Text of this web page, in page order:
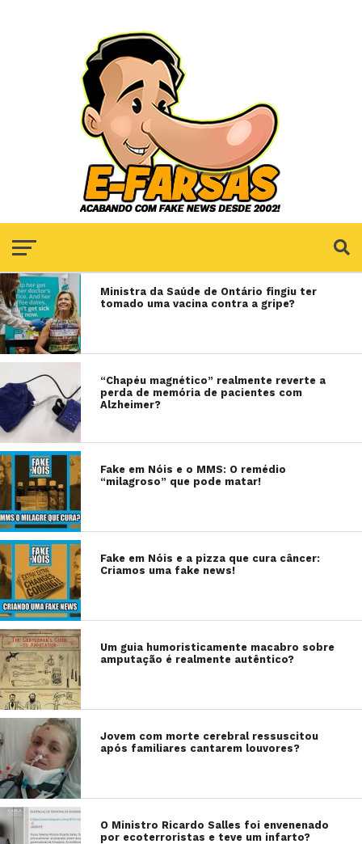
Ministra da Saúde de Ontário fingiu ter
tomado uma vacina contra a gripe?
“Chapéu magnético” realmente reverte a
perda de memória de pacientes com
Alzheimer?
Fake em Nóis e o MMS: O remédio
“milagroso” que pode matar!
Fake em Nóis e a pizza que cura câncer:
Criamos uma fake news!
Um guia humoristicamente macabro sobre
amputação é realmente autêntico?
Jovem com morte cerebral ressuscitou
após familiares cantarem louvores?
O Ministro Ricardo Salles foi envenenado
por ecoterroristas e teve um infarto?